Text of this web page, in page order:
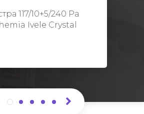
117/10+5/240 Pa
Ivele Crystal